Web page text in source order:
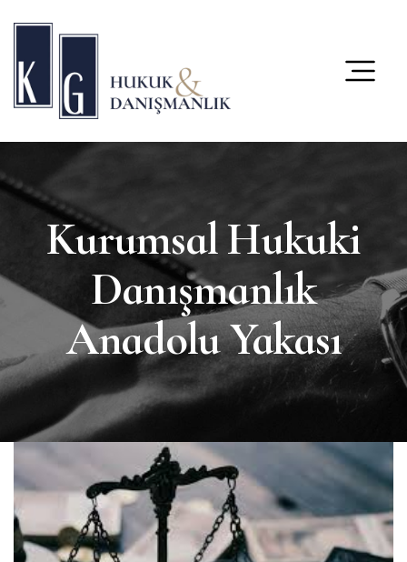
Kurumsal Hukuki
Danışmanlık
Anadolu Yakası